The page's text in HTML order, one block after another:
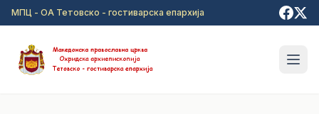
Прејди на главна содржина
МПЦ - ОА Тетовско - гостиварска епархија